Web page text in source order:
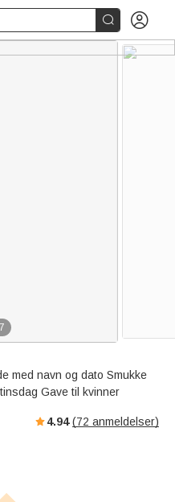
 
7
med navn og dato Smukke
Gave til kvinner
4.94 (72 anmeldelser)